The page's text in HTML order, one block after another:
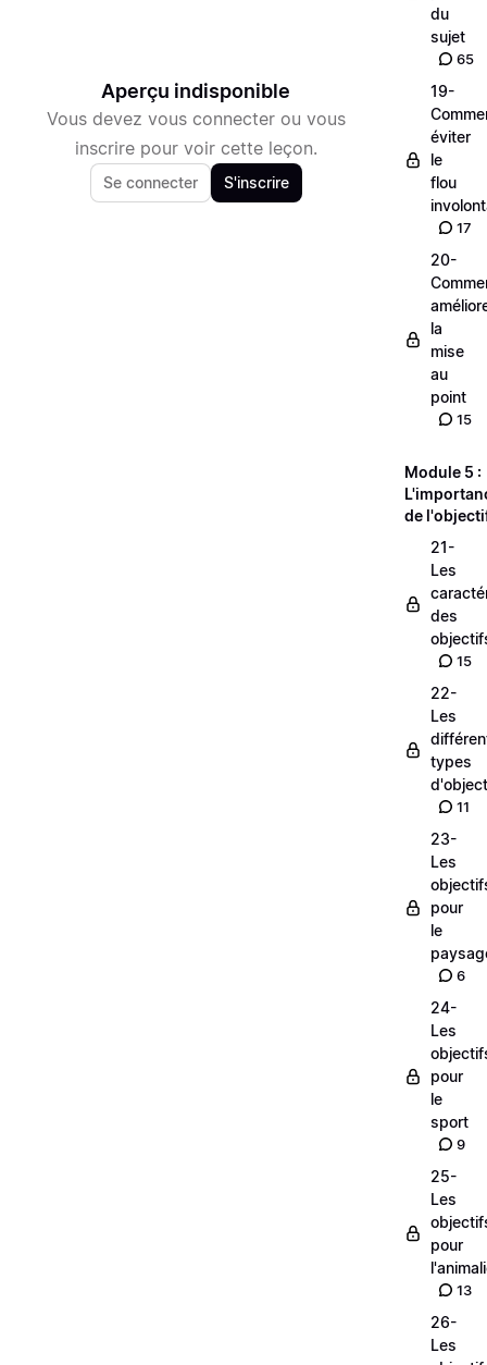
Aperçu indisponible
Vous devez vous connecter ou vous
inscrire pour voir cette leçon.
Se connecter S'inscrire
du
sujet
65
19-
éviter
le
flou
17
20-
la
mise
au
point
15
Module 5 :
de
21-
Les
des
15
22-
Les
types
11
23-
Les
pour
le
6
24-
Les
pour
le
sport
9
25-
Les
pour
13
26-
Les